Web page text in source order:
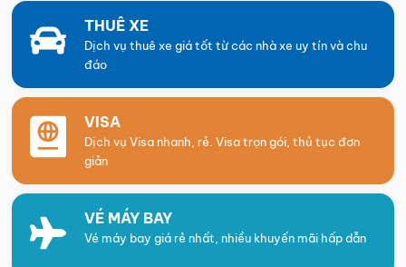
THUÊ XE
Dịch vụ thuê xe giá tốt từ các nhà xe uy tín và chu
đáo
VISA
Dịch vụ Visa nhanh, rẻ. Visa trọn gói, thủ tục đơn
giản
VÉ MÁY BAY
Vé máy bay giá rẻ nhất, nhiều khuyến mãi hấp dẫn